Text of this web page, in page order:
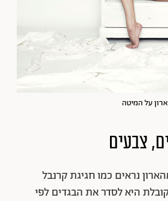
על המיטה
נראים כמו חגיגת קרנבל
היא לסדר את הבגדים לפי